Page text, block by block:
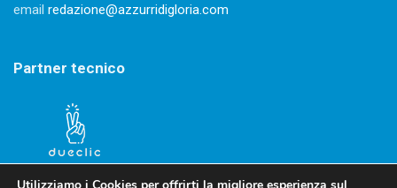
email redazione@azzurridigloria.com
Partner tecnico